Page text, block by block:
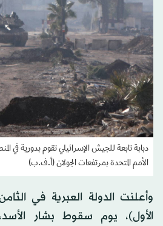
دبابة تابعة للجيش الإسرائيلي تقوم بدورية في
الأمم المتحدة بمرتفعات الجولان (أ.ف.ب)
وأعلنت الدولة العبرية في
الأول)، يوم سقوط بشار